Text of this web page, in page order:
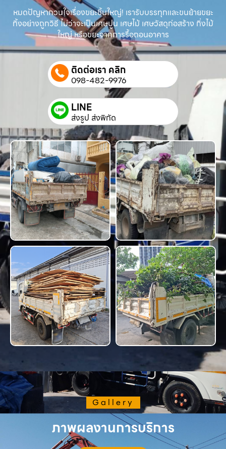
หมดปัญหากวนใจเรื่องขยะชิ้นใหญ่! เรารับบรรทุกและขนย้ายขยะ
ทิ้งอย่างถูกวิธี ไม่ว่าจะเป็นเศษปูน เศษไม้ เศษวัสดุก่อสร้าง กิ่งไม้
ใหญ่ หรือขยะจากการรื้อถอนอาคาร
ติดต่อเรา คลิก
098-482-9976
LINE
ส่งรูป ส่งพิกัด
Gallery
ภาพผลงานการบริการ